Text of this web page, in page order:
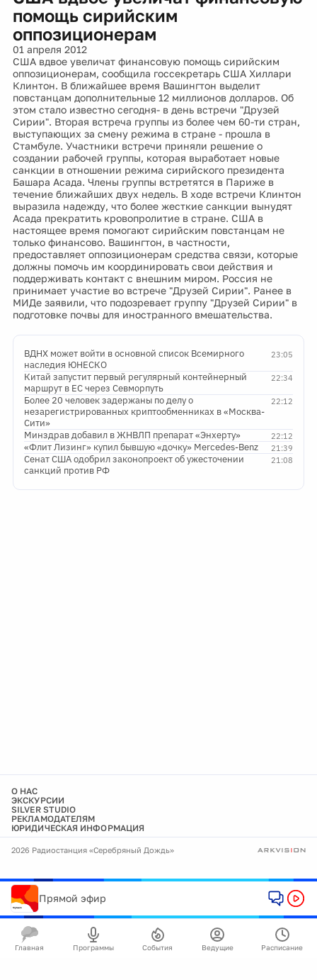
помощь сирийским
оппозиционерам
01 апреля 2012
США вдвое увеличат финансовую помощь сирийским
оппозиционерам, сообщила госсекретарь США Хиллари
Клинтон. В ближайшее время Вашингтон выделит
повстанцам дополнительные 12 миллионов долларов. Об
этом стало известно сегодня- в день встречи "Друзей
Сирии". Вторая встреча группы из более чем 60-ти стран,
выступающих за смену режима в стране - прошла в
Стамбуле. Участники встречи приняли решение о
создании рабочей группы, которая выработает новые
санкции в отношении режима сирийского президента
Башара Асада. Члены группы встретятся в Париже в
течение ближайших двух недель. В ходе встречи Клинтон
выразила надежду, что более жесткие санкции вынудят
Асада прекратить кровопролитие в стране. США в
настоящее время помогают сирийским повстанцам не
только финансово. Вашингтон, в частности,
предоставляет оппозиционерам средства связи, которые
должны помочь им координировать свои действия и
поддерживать контакт с внешним миром. Россия не
принимает участие во встрече "Друзей Сирии". Ранее в
МИДе заявили, что подозревает группу "Друзей Сирии" в
подготовке почвы для иностранного вмешательства.
23:05
ВДНХ может войти в основной список Всемирного
наследия ЮНЕСКО
22:34
Китай запустит первый регулярный контейнерный
маршрут в ЕС через Севморпуть
22:12
Более 20 человек задержаны по делу о
незарегистрированных криптообменниках в «Москва-
Сити»
22:12
Минздрав добавил в ЖНВЛП препарат «Энхерту»
21:39
«Флит Лизинг» купил бывшую «дочку» Mercedes-Benz
21:08
Сенат США одобрил законопроект об ужесточении
санкций против РФ
О НАС
ЭКСКУРСИИ
SILVER STUDIO
РЕКЛАМОДАТЕЛЯМ
ЮРИДИЧЕСКАЯ ИНФОРМАЦИЯ
2026 Радиостанция «Серебряный Дождь»
Прямой эфир
Главная Программы События Ведущие Расписание